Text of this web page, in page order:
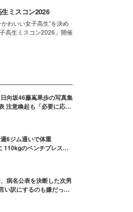
ミスコン2026
かわいい女子高生”を決め
高生ミスコン2026」開催
向坂46藤嶌果歩の写真集
注意喚起も「必要に応じ
6ジム通いで体重
のベンチプレス持
反響
病名公表を決断した次男
い訳にするのも嫌だっ